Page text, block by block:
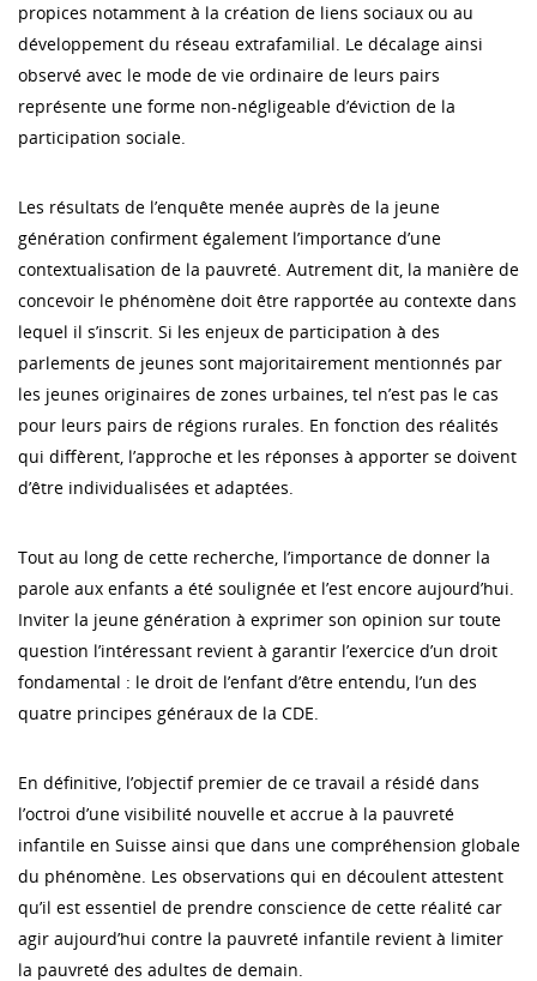
propices notamment à la création de liens sociaux ou au
développement du réseau extrafamilial. Le décalage ainsi
observé avec le mode de vie ordinaire de leurs pairs
représente une forme non-négligeable d’éviction de la
participation sociale.
Les résultats de l’enquête menée auprès de la jeune
génération confirment également l’importance d’une
contextualisation de la pauvreté. Autrement dit, la manière de
concevoir le phénomène doit être rapportée au contexte dans
lequel il s’inscrit. Si les enjeux de participation à des
parlements de jeunes sont majoritairement mentionnés par
les jeunes originaires de zones urbaines, tel n’est pas le cas
pour leurs pairs de régions rurales. En fonction des réalités
qui diffèrent, l’approche et les réponses à apporter se doivent
d’être individualisées et adaptées.
Tout au long de cette recherche, l’importance de donner la
parole aux enfants a été soulignée et l’est encore aujourd’hui.
Inviter la jeune génération à exprimer son opinion sur toute
question l’intéressant revient à garantir l’exercice d’un droit
fondamental : le droit de l’enfant d’être entendu, l’un des
quatre principes généraux de la CDE.
En définitive, l’objectif premier de ce travail a résidé dans
l’octroi d’une visibilité nouvelle et accrue à la pauvreté
infantile en Suisse ainsi que dans une compréhension globale
du phénomène. Les observations qui en découlent attestent
qu’il est essentiel de prendre conscience de cette réalité car
agir aujourd’hui contre la pauvreté infantile revient à limiter
la pauvreté des adultes de demain.